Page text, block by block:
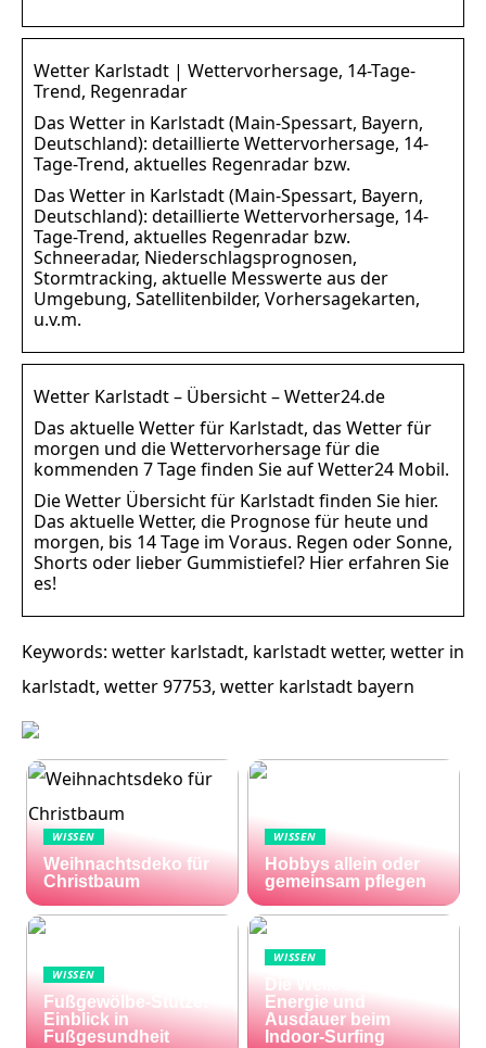
Wetter Karlstadt | Wettervorhersage, 14-Tage-
Trend, Regenradar
Das Wetter in Karlstadt (Main-Spessart, Bayern,
Deutschland): detaillierte Wettervorhersage, 14-
Tage-Trend, aktuelles Regenradar bzw.
Das Wetter in Karlstadt (Main-Spessart, Bayern,
Deutschland): detaillierte Wettervorhersage, 14-
Tage-Trend, aktuelles Regenradar bzw.
Schneeradar, Niederschlagsprognosen,
Stormtracking, aktuelle Messwerte aus der
Umgebung, Satellitenbilder, Vorhersagekarten,
u.v.m.
Wetter Karlstadt – Übersicht – Wetter24.de
Das aktuelle Wetter für Karlstadt, das Wetter für
morgen und die Wettervorhersage für die
kommenden 7 Tage finden Sie auf Wetter24 Mobil.
Die Wetter Übersicht für Karlstadt finden Sie hier.
Das aktuelle Wetter, die Prognose für heute und
morgen, bis 14 Tage im Voraus. Regen oder Sonne,
Shorts oder lieber Gummistiefel? Hier erfahren Sie
es!
Keywords: wetter karlstadt, karlstadt wetter, wetter in
karlstadt, wetter 97753, wetter karlstadt bayern
WISSEN
Weihnachtsdeko für
Christbaum
WISSEN
Hobbys allein oder
gemeinsam pflegen
WISSEN
Fußgewölbe-Stütze:
Einblick in
Fußgesundheit
WISSEN
Die Welle zu Hause:
Energie und
Ausdauer beim
Indoor-Surfing